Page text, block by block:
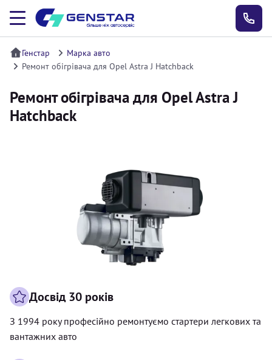
Генстар
Марка авто
Ремонт обігрівача для Opel Astra J Hatchback
Ремонт обігрівача для Opel Astra J
Hatchback
Досвід 30 років
З 1994 року професійно ремонтуємо стартери легкових та
вантажних авто